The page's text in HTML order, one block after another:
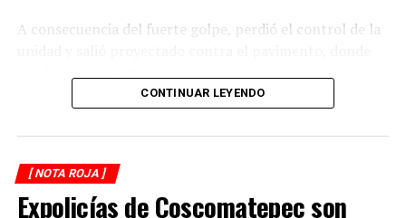
A consecuencia del fuerte golpe, perdió el control de la
Testigos del accidente solicitaron de inmediato el apoyo
de los cuerpos de emergencia al percatarse de que el
asfáltica, mientras otros automovilistas redujeron la
velocidad para evitar otro percance.
CONTINUAR LEYENDO
[ NOTA ROJA ]
Expolicías de Coscomatepec son